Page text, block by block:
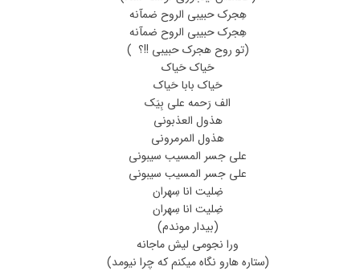
هِجرک حبیبی الروح ضمآنه
هِجرک حبیبی الروح ضمآنه
(تو روح هجرک حبیبی !!؟ )
حَیاک حَیاک
حَیاک بابا حَیاک
الف رَحمه علی بِیَک
هذول العذبونی
هذول المرمرونی
علی جسر المسیب سیبونی
علی جسر المسیب سیبونی
ضِلیت انا سِهران
ضِلیت انا سِهران
(بیدار موندم)
ورا نجومی لیش ماجانه
(ستاره هارو نگاه میکنم که چرا نیومد)